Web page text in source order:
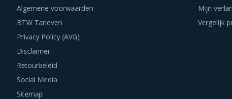
Algemene voorwaarden
BTW Tarieven
Privacy Policy (AVG)
Disclaimer
Retourbeleid
Social Media
Sitemap
Mijn
Vergelijk